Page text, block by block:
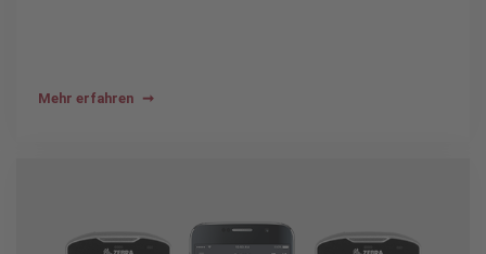
Mehr erfahren